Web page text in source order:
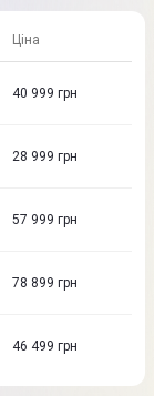
Ціна
40 999 грн
28 999 грн
57 999 грн
78 899 грн
46 499 грн